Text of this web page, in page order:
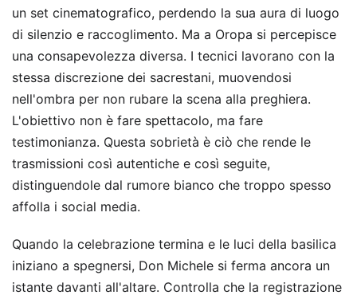
un set cinematografico, perdendo la sua aura di luogo
di silenzio e raccoglimento. Ma a Oropa si percepisce
una consapevolezza diversa. I tecnici lavorano con la
stessa discrezione dei sacrestani, muovendosi
nell'ombra per non rubare la scena alla preghiera.
L'obiettivo non è fare spettacolo, ma fare
testimonianza. Questa sobrietà è ciò che rende le
trasmissioni così autentiche e così seguite,
distinguendole dal rumore bianco che troppo spesso
affolla i social media.
Quando la celebrazione termina e le luci della basilica
iniziano a spegnersi, Don Michele si ferma ancora un
istante davanti all'altare. Controlla che la registrazione